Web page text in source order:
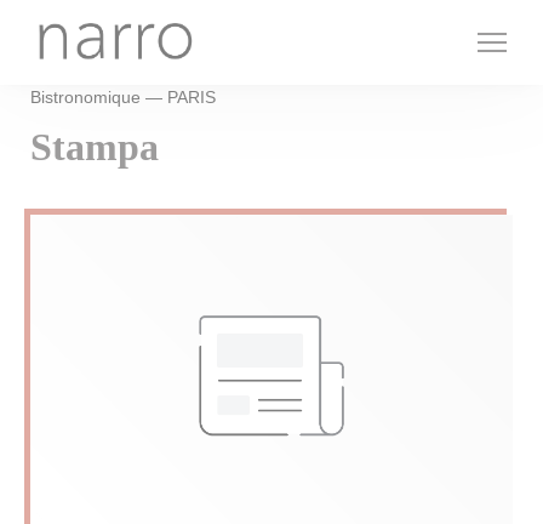
Bistronomique — PARIS
Stampa